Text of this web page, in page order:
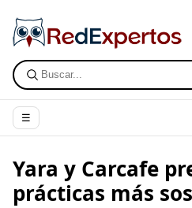
☰
Yara y Carcafe
prácticas más